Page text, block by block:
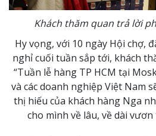
Khách thăm quan trả lời
Hy vọng, với 10 ngày Hội chợ,
nghỉ cuối tuần sắp tới, khách
“Tuần lễ hàng TP HCM tại
và các doanh nghiệp Việt Nam
thị hiếu của khách hàng Nga
cho mình về lâu, về dài